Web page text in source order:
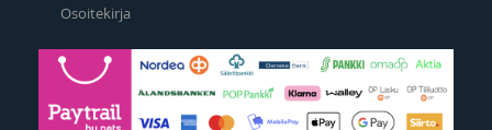
Osoitekirja